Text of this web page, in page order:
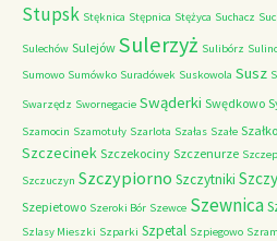
Stupsk Stęknica Stępnica Stężyca Suchacz
Sulechów Sulejów Sulerzyż Sulibórz
Sumowo Sumówko Suradówek Suskowola Susz
Swarzędz Swornegacie Swąderki Swędkowo
Szamocin Szamotuły Szarlota Szałas Szałe
Szczecinek Szczekociny Szczenurze
Szczuczyn Szczypiorno Szczytniki
Szepietowo Szeroki Bór Szewce Szewnica
Szlasy Mieszki Szparki Szpetal Szpiegowo